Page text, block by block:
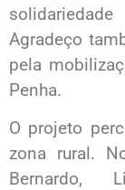
Agradeço
pela
Penha.
O projeto
zona rural.
Bernardo,